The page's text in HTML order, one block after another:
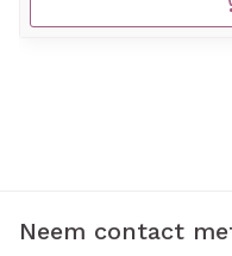
Neem contact